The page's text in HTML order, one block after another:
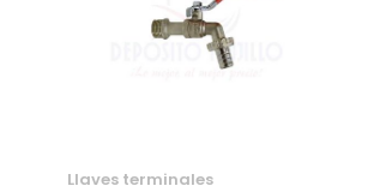
Llaves terminales